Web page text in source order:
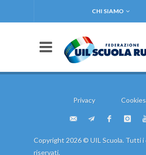
CHI SIAMO
Privacy Cookies
Copyright 2026 © UIL Scuola. Tutti
riservati.